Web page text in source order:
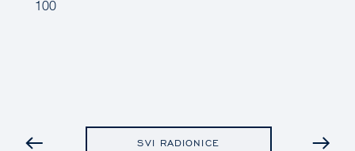
100
PRETHODNA
SVI RADIONICE